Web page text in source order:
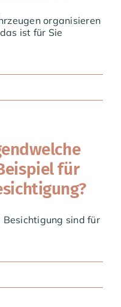
organisieren
ist für Sie
für
sind für